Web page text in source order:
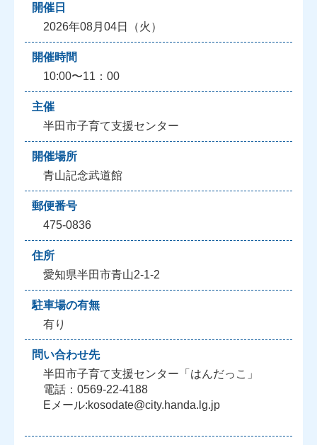
開催日
2026年08月04日（火）
開催時間
10:00〜11：00
主催
半田市子育て支援センター
開催場所
青山記念武道館
郵便番号
475-0836
住所
愛知県半田市青山2-1-2
駐車場の有無
有り
問い合わせ先
半田市子育て支援センター「はんだっこ」
電話：0569-22-4188
Eメール:kosodate@city.handa.lg.jp